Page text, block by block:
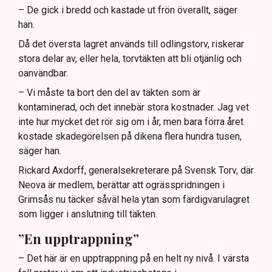
– De gick i bredd och kastade ut frön överallt, säger
han.
Då det översta lagret används till odlingstorv, riskerar
stora delar av, eller hela, torvtäkten att bli otjänlig och
oanvändbar.
– Vi måste ta bort den del av täkten som är
kontaminerad, och det innebär stora kostnader. Jag vet
inte hur mycket det rör sig om i år, men bara förra året
kostade skadegörelsen på dikena flera hundra tusen,
säger han.
Rickard Axdorff, generalsekreterare på Svensk Torv, där
Neova är medlem, berättar att ogrässpridningen i
Grimsås nu täcker såväl hela ytan som färdigvarulagret
som ligger i anslutning till täkten.
”En upptrappning”
– Det här är en upptrappning på en helt ny nivå. I värsta